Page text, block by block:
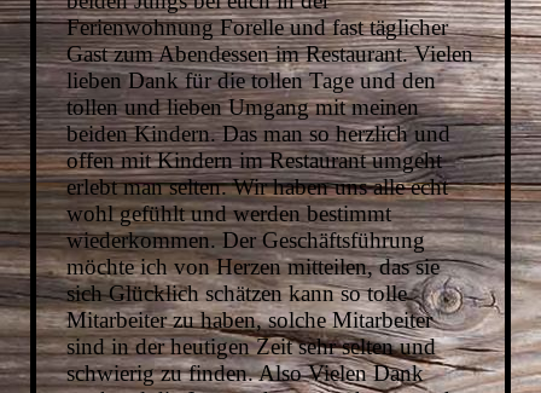
Ferienwohnung Forelle und fast täglicher
Gast zum Abendessen im Restaurant. Vielen
lieben Dank für die tollen Tage und den
tollen und lieben Umgang mit meinen
beiden Kindern. Das man so herzlich und
offen mit Kindern im Restaurant umgeht
erlebt man selten. Wir haben uns alle echt
wohl gefühlt und werden bestimmt
wiederkommen. Der Geschäftsführung
möchte ich von Herzen mitteilen, das sie
sich Glücklich schätzen kann so tolle
Mitarbeiter zu haben, solche Mitarbeiter
sind in der heutigen Zeit sehr selten und
schwierig zu finden. Also Vielen Dank